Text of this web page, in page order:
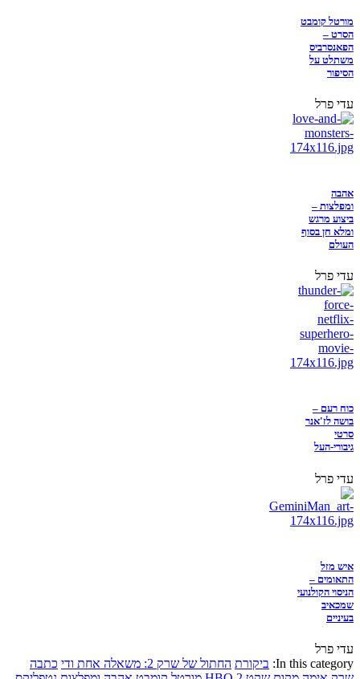
מורטל קומבט
הסרט –
הפאנסרביס
משתלט על
הסיפור
עדי פרל
אהבה
ומפלצות –
ביצוע מרגש
ומלא חן בסוף
העולם
עדי פרל
כוח רעם –
בושה לז'אנר
סרטי
גיבורי-העל
עדי פרל
איש מזל
התאומים –
הניסוי הקולנועי
שמכאיב
בעיניים
עדי פרל
In this category: ביקורת החתול של שרק 2: משאלה אחת ודי
כתבה